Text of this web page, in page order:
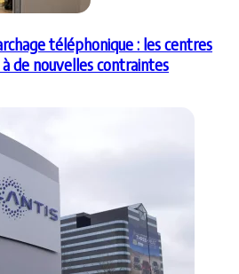
téléphonique : les centres
de nouvelles contraintes